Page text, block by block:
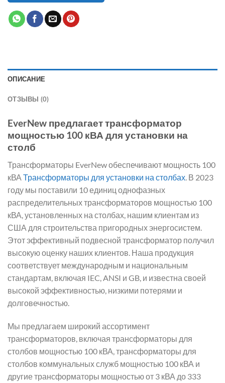
ОПИСАНИЕ
ОТЗЫВЫ (0)
EverNew предлагает трансформатор
мощностью 100 кВА для установки на
столб
Трансформаторы EverNew обеспечивают мощность 100
кВА Трансформаторы для установки на столбах . В 2023
году мы поставили 10 единиц однофазных
распределительных трансформаторов мощностью 100
кВА, установленных на столбах, нашим клиентам из
США для строительства пригородных энергосистем.
Этот эффективный подвесной трансформатор получил
высокую оценку наших клиентов. Наша продукция
соответствует международным и национальным
стандартам, включая IEC, ANSI и GB, и известна своей
высокой эффективностью, низкими потерями и
долговечностью.
Мы предлагаем широкий ассортимент
трансформаторов, включая трансформаторы для
столбов мощностью 100 кВА, трансформаторы для
столбов коммунальных служб мощностью 100 кВА и
другие трансформаторы мощностью от 3 кВА до 333